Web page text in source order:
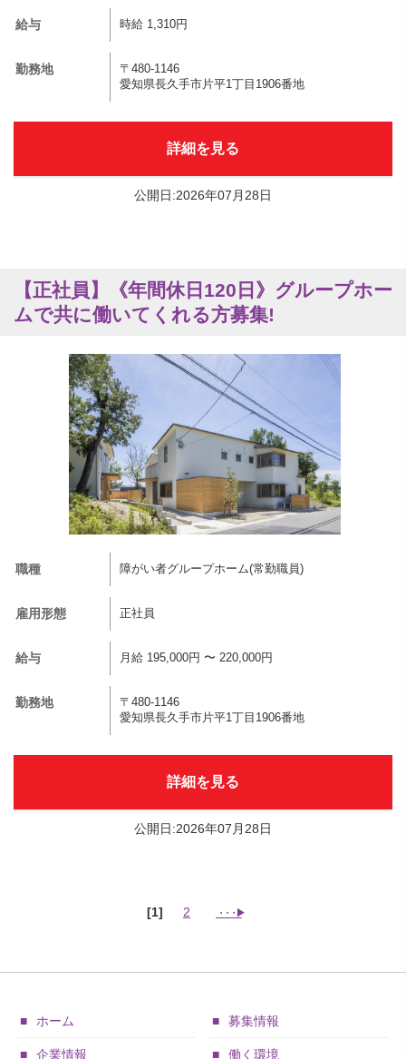
給与 時給 1,310円
勤務地
〒480-1146
愛知県長久手市片平1丁目1906番地
詳細を見る
公開日:2026年07月28日
【正社員】《年間休日120日》グループホー
ムで共に働いてくれる方募集!
職種 障がい者グループホーム(常勤職員)
雇用形態 正社員
給与 月給 195,000円 〜 220,000円
勤務地
〒480-1146
愛知県長久手市片平1丁目1906番地
詳細を見る
公開日:2026年07月28日
[1] 2
ホーム 募集情報
企業情報 働く環境